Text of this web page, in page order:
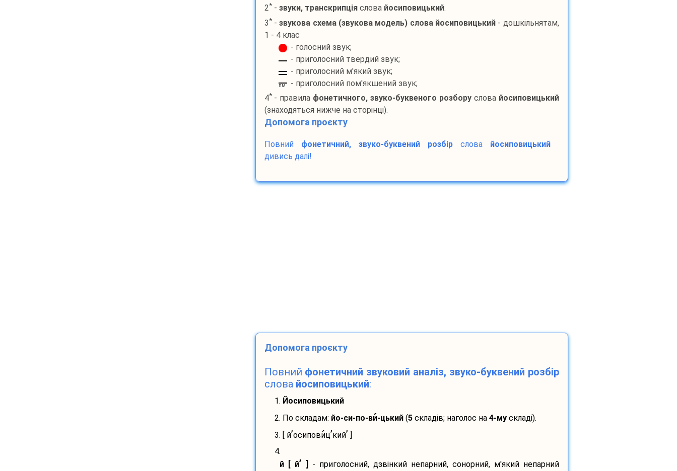
2*- звуки, транскрипціяслова йосиповицький.
3*-звукова схема (звукова модель) слова йосиповицький- дошкільнятам,
1 - 4 клас
- голосний звук;
- приголосний твердий звук;
- приголосний м'який звук;
пм
- приголосний пом'якшений звук;
4*- правила фонетичного, звуко-буквеного розборуслова йосиповицький
(знаходяться нижче на сторінці).
Допомога проєкту
Повний фонетичний, звуко-буквений розбірслова йосиповицький
дивись далі!
Допомога проєкту
Повний фонетичний звуковий аналіз, звуко-буквений розбір
слова йосиповицький:
1. Йосиповицький
2. По складам: йо-си-по-ви-цький(5складів; наголос на 4-мускладі).
3. [ й’осиповиц’кий’
4.
й [ й’
- приголосний, дзвінкий непарний, сонорний, м'який непарний